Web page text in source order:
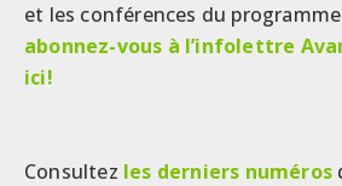
et les conférences du
abonnez-vous à l’infolettre
ici!
Consultez les derniers numéros